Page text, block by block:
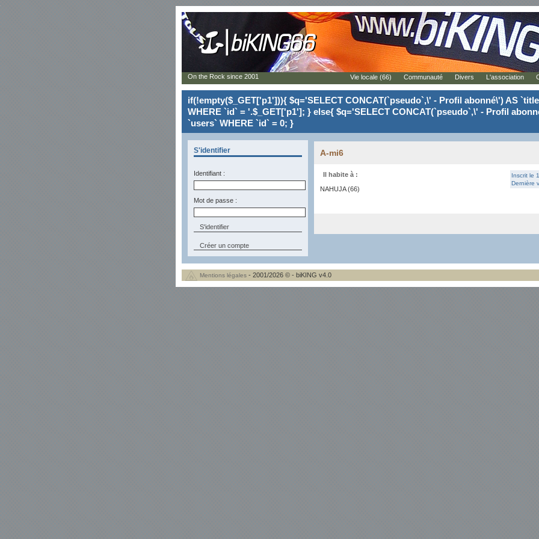
if(!empty($_GET['p1'])){ $q='SELECT CONCAT(`pseudo`,\' - Profil abonné\') AS
WHERE `id` = '.$_GET['p1']; } else{ $q='SELECT CONCAT(`pseudo`,\' - Profil
`users` WHERE `id` = 0; }
S'identifier
Identifiant :
Mot de passe :
Créer un compte
A-mi6
Inscrit le
Dernière
Il habite à :
NAHUJA (66)
On the Rock since 2001 Vie locale (66) Communauté Divers L'association
Mentions légales - 2001/2026 © - biKING v4.0